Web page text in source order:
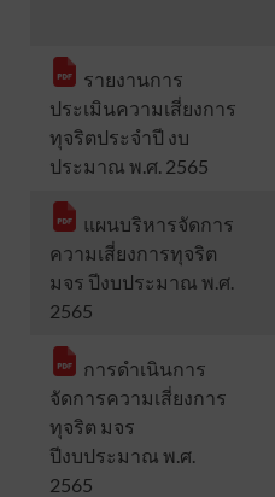
รายงานการ
ประเมินความเสี่ยงการ
ทุจริตประจำปี งบ
ประมาณ พ.ศ. 2565
แผนบริหารจัดการ
ความเสี่ยงการทุจริต
มจร ปีงบประมาณ พ.ศ.
2565
การดำเนินการ
จัดการความเสี่ยงการ
ทุจริต มจร
ปีงบประมาณ พ.ศ.
2565